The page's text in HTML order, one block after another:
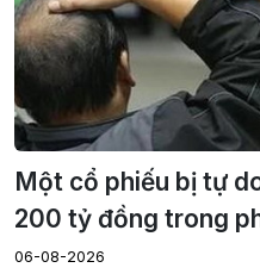
Một cổ phiếu bị tự
200 tỷ đồng trong
06-08-2026